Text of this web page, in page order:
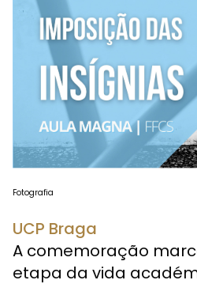
Fotografia
UCP Braga
A comemoração
etapa da vida